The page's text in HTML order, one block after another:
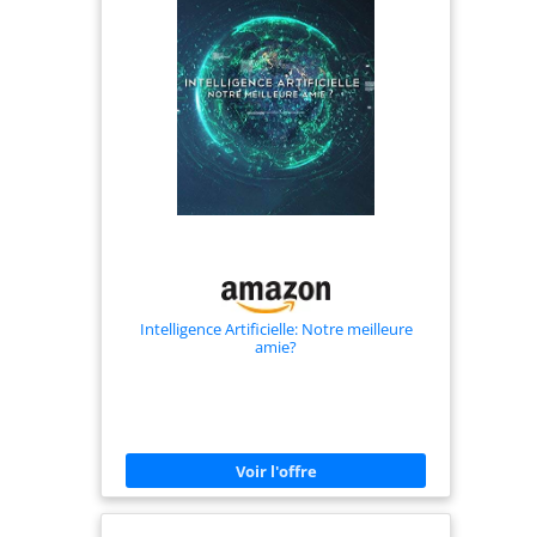
tombent. Le siège spacieux, associé à un dossier
incliné, offre un soutien confortable pour le dos.
Lorsqu'elles ne sont pas utilisées, les chaises
peuvent être facilement rangées sous le bureau.
【Choix idéal】Le set de table et de chaise pour
enfants est un cadeau parfait pour les fêtes ou les
anniversaires. La hauteur réglable des chaises et
du bureau s'adapte aux besoins des enfants,
favorisant une bonne posture et de bonnes
habitudes d'étude dès le plus jeune âge. Un
cadeau plein d'amour pour leur développement.
Intelligence Artificielle: Notre meilleure
amie?